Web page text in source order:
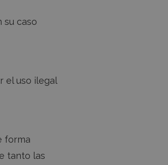
su caso
el uso ilegal
forma
tanto las